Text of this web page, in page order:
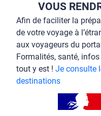
VOUS
Afin de faciliter la
de votre voyage à
aux voyageurs du
Formalités, santé,
tout y est ! Je consulte
destinations